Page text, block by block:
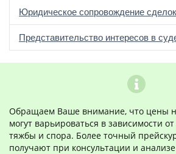
Юридическое сопровождение сделок
Представительство интересов в
Обращаем Ваше внимание, что цены
могут варьироваться в зависимости
тяжбы и спора. Более точный
получают при консультации и